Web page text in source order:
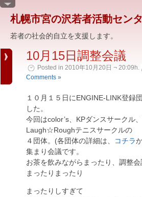
札幌市宮の沢若者活動セン
若者の社会的自立を支援します。
10月15日調整会議
Posted in 2010年10月20日 ¬ 20:09h.
Comments »
１０月１５日にENGINE-LINK登録
した。
今回はcolor’s、KPダンスサークル、
Laugh☆Roughテニスサークルの
４団体。(各団体の詳細は、
コチラ
集まり会議です。
お茶を飲みながらまったり、調整会
まったりまったり
まったりしすぎて